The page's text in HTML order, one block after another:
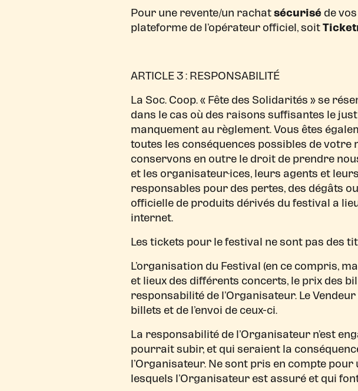
Pour une revente/un rachatsécuriséde
plateforme de l’opérateur officiel, soit
ARTICLE 3 : RESPONSABILITÉ
La Soc. Coop. « Fête des Solidarités » se
dans le cas où des raisons suffisantes le
manquement au règlement. Vous êtes
toutes les conséquences possibles de
conservons en outre le droit de prendre
et les organisateur·ices, leurs agents et
responsables pour des pertes, des dégâts
officielle de produits dérivés du festival a
internet.
Les tickets pour le festival ne sont pas des
L’organisation du Festival (en ce compris,
et lieux des différents concerts, le prix des
responsabilité de l’Organisateur. Le
billets et de l’envoi de ceux-ci.
La responsabilité de l’Organisateur n’est
pourrait subir, et qui seraient la
l’Organisateur. Ne sont pris en compte
lesquels l’Organisateur est assuré et qui